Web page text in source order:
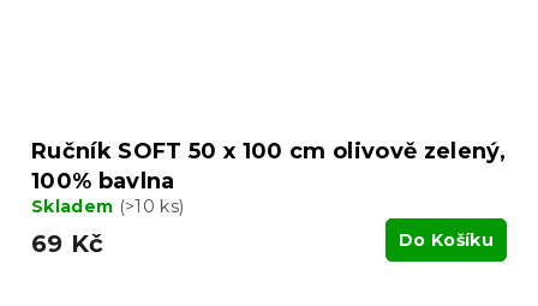
Ručník SOFT 50 x 100 cm olivově zelený,
100% bavlna
Skladem (>10 ks)
69 Kč Do Košíku